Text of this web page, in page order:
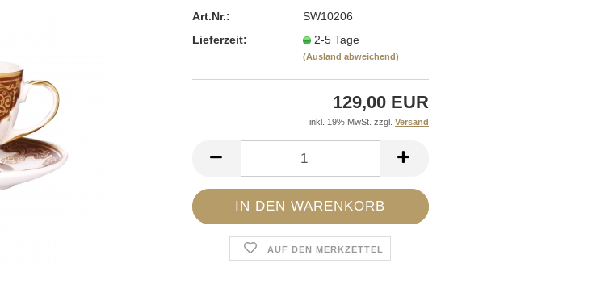
Art.Nr.:
SW10206
Lieferzeit:
2-5 Tage
(Ausland abweichend)
129,00 EUR
inkl. 19% MwSt. zzgl. Versand
AUF DEN MERKZETTEL